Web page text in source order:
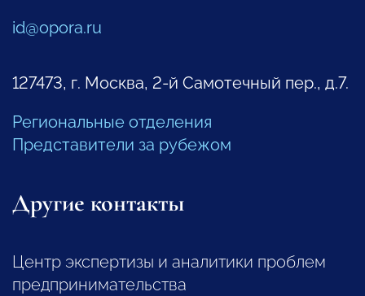
id@opora.ru
127473, г. Москва, 2-й Самотечный пер., д.7.
Региональные отделения
Представители за рубежом
Другие контакты
Центр экспертизы и аналитики проблем
предпринимательства